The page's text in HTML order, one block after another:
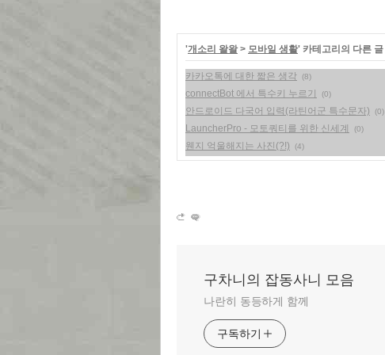
'개소리 왈왈> 모바일 생활' 카테고리의 다른 글
카카오톡에 대한 짧은 생각 (8)
connectBot 에서 특수키 누르기 (0)
안드로이드 다국어 입력(라틴어군 특수문자) (0)
LauncherPro - 모토쿼티를 위한 신세계 (0)
웬지 억울해지는 사진(?!) (4)
구차니의 잡동사니 모음
나란히 동등하게 함께
구독하기